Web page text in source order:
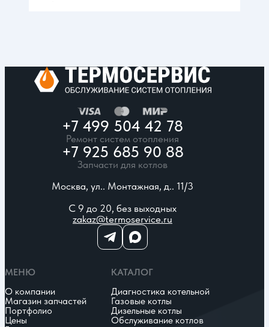
+7 499 504 42 78
Ремонт систем отопления
+7 925 685 90 88
Запчасти для котлов
Москва, ул.. Монтажная, д.. 11/3
С 9 до 20, без выходных
zakaz@termoservice.ru
МЕНЮ
О компании
Магазин запчастей
Портфолио
Цены
КАТАЛОГ
Диагностика котельной
Газовые котлы
Дизельные котлы
Обслуживание котлов